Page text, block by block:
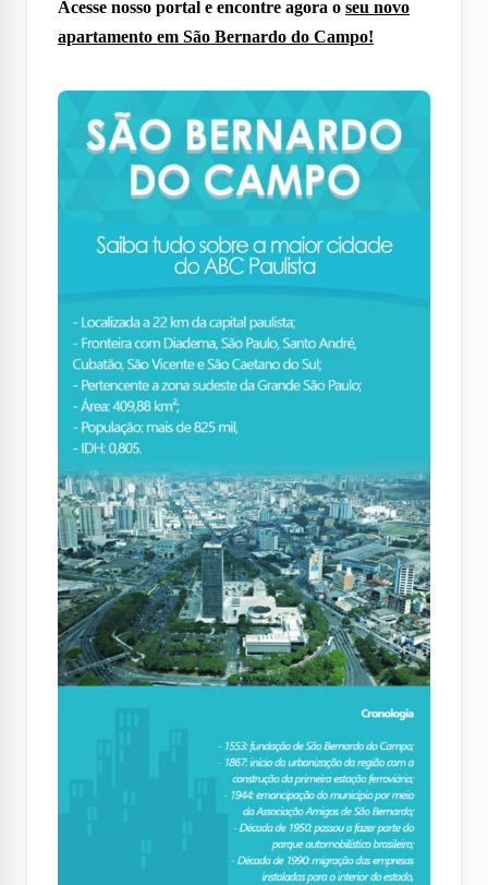
Acesse nosso portal e encontre agora o seu novo
apartamento em São Bernardo do Campo!